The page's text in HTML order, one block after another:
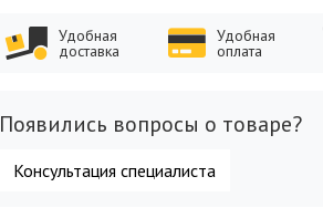
Удобная
доставка
Удобная
оплата
Появились вопросы о товаре?
Консультация специалиста